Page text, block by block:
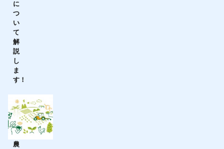
に
つ
い
て
解
説
し
ま
す！
農